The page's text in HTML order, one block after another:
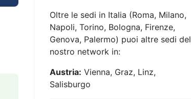
Oltre le sedi in Italia (Roma, Milano,
Napoli, Torino, Bologna, Firenze,
Genova, Palermo) puoi altre sedi del
nostro network in:
Austria: Vienna, Graz, Linz,
Salisburgo